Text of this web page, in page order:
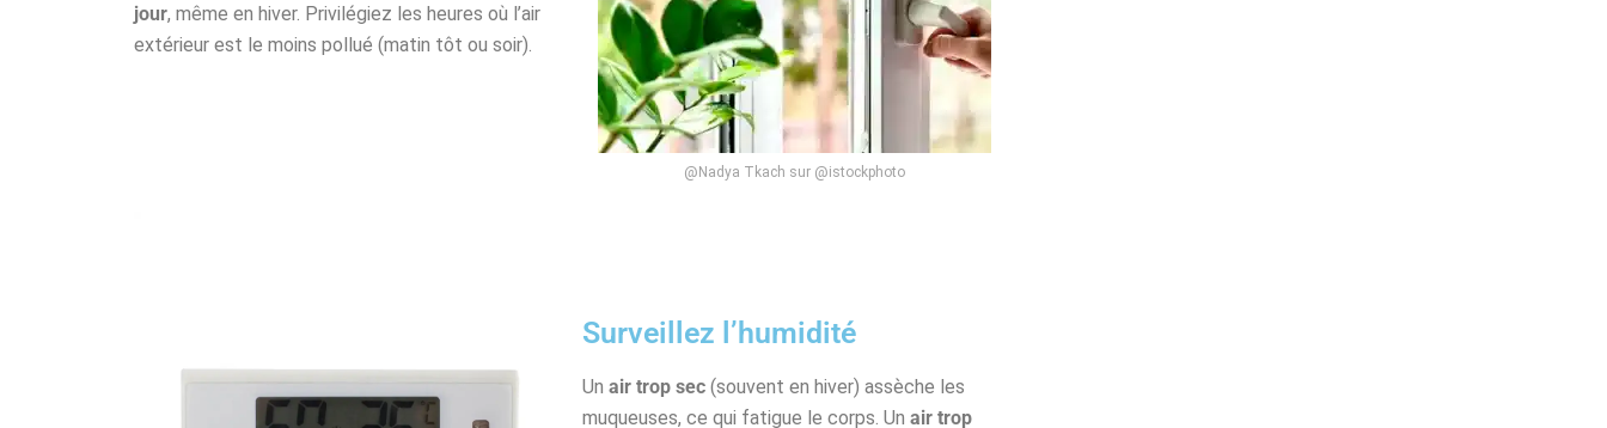
jour, même en hiver. Privilégiez les heures où l’air
extérieur est le moins pollué (matin tôt ou soir).
@Nadya Tkach sur @istockphoto
Surveillez l’humidité
Un air trop sec (souvent en hiver) assèche les
muqueuses, ce qui fatigue le corps. Un air trop